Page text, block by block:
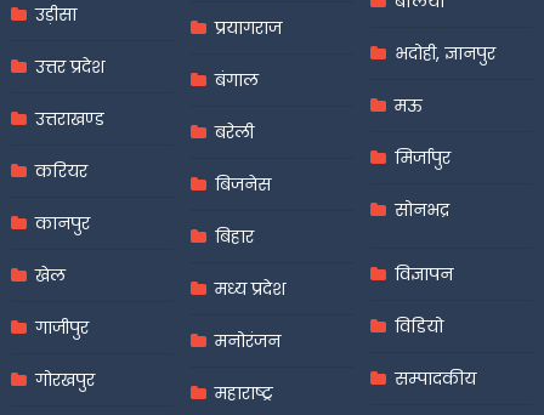
उड़ीसा
उत्तर प्रदेश
उत्तराखण्ड
करियर
कानपुर
खेल
गाजीपुर
गोरखपुर
प्रयागराज
बंगाल
बरेली
बिजनेस
बिहार
मध्य प्रदेश
मनोरंजन
महाराष्ट्र
भदोही, ज्ञानपुर
मऊ
मिर्जापुर
सोनभद्र
विज्ञापन
विडियो
सम्पादकीय